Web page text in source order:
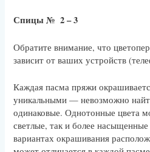
Спицы № 2 – 3
Обратите внимание, что
зависит от ваших устройств
Каждая пасма пряжи
уникальными — невозможно
одинаковые. Однотонные цвета
светлые, так и более
вариантах окрашивания